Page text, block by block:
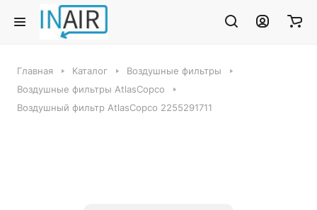
Главная Каталог
Воздушные фильтры
Воздушные фильтры AtlasCopco
Воздушный фильтр AtlasCopco 2255291711